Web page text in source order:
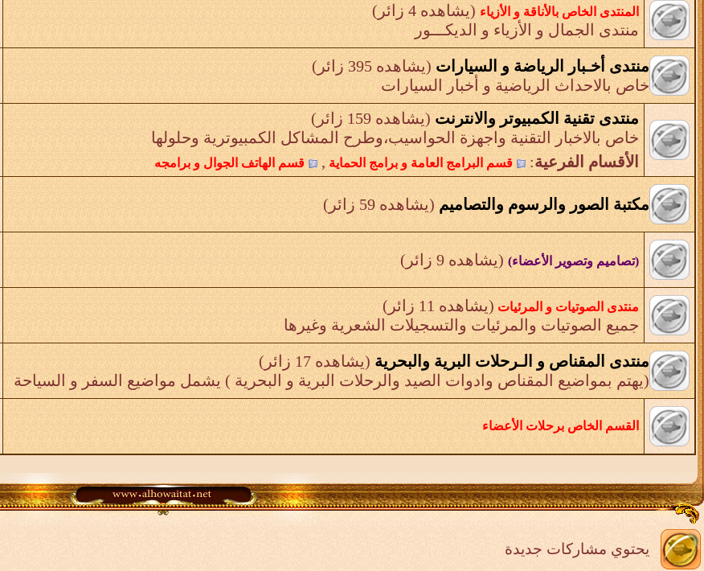
المنتدى الخاص بالأناقة و الأزياء (يشاهده 4 زائر)
منتدى الجمال و الأزياء و الديكـــور
منتدى أخـبار الرياضة و السيارات (يشاهده 395 زائر)
خاص بالاحداث الرياضية و أخبار السيارات
منتدى تقنية الكمبيوتر والانترنت (يشاهده 159 زائر)
خاص بالاخبار التقنية واجهزة الحواسيب،وطرح المشاكل الكمبيوترية وحلولها
الأقسام الفرعية: قسم البرامج العامة و برامج الحماية , قسم الهاتف الجوال و برامجه
مكتبة الصور والرسوم والتصاميم (يشاهده 59 زائر)
(تصاميم وتصوير الأعضاء) (يشاهده 9 زائر)
منتدى الصوتيات و المرئيات (يشاهده 11 زائر)
جميع الصوتيات والمرئيات والتسجيلات الشعرية وغيرها
منتدى المقناص و الـرحلات البرية والبحرية (يشاهده 17 زائر)
(يهتم بمواضيع المقناص وادوات الصيد والرحلات البرية و البحرية ) يشمل مواضيع السفر و السياحة
القسم الخاص برحلات الأعضاء
يحتوي مشاركات جديدة